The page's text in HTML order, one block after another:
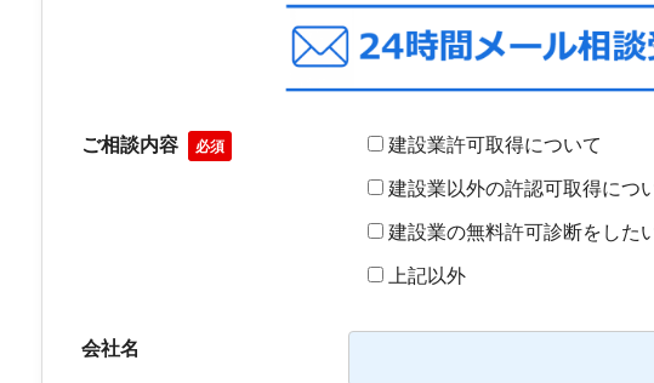
ご相談内容 必須
建設業許可取得について
建設業以外の許認可取得につ
建設業の無料許可診断をした
上記以外
会社名